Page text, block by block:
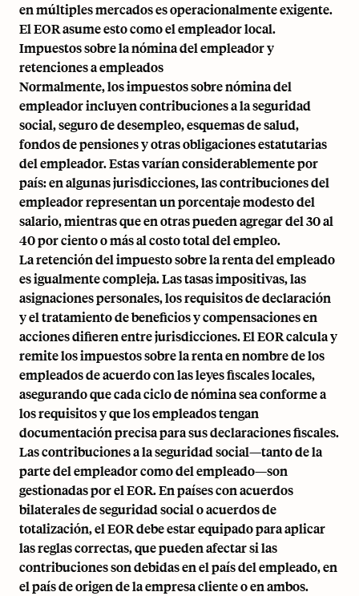
en múltiples mercados es operacionalmente exigente.
El EOR asume esto como el empleador local.
Impuestos sobre la nómina del empleador y
retenciones a empleados
Normalmente, los impuestos sobre nómina del
empleador incluyen contribuciones a la seguridad
social, seguro de desempleo, esquemas de salud,
fondos de pensiones y otras obligaciones estatutarias
del empleador. Estas varían considerablemente por
país: en algunas jurisdicciones, las contribuciones del
empleador representan un porcentaje modesto del
salario, mientras que en otras pueden agregar del 30 al
40 por ciento o más al costo total del empleo.
La retención del impuesto sobre la renta del empleado
es igualmente compleja. Las tasas impositivas, las
asignaciones personales, los requisitos de declaración
y el tratamiento de beneficios y compensaciones en
acciones difieren entre jurisdicciones. El EOR calcula y
remite los impuestos sobre la renta en nombre de los
empleados de acuerdo con las leyes fiscales locales,
asegurando que cada ciclo de nómina sea conforme a
los requisitos y que los empleados tengan
documentación precisa para sus declaraciones fiscales.
Las contribuciones a la seguridad social—tanto de la
parte del empleador como del empleado—son
gestionadas por el EOR. En países con acuerdos
bilaterales de seguridad social oacuerdos de
totalización, el EOR debe estar equipado para aplicar
las reglas correctas, que pueden afectar si las
contribuciones son debidas en el país del empleado, en
el país de origen de la empresa cliente o en ambos.